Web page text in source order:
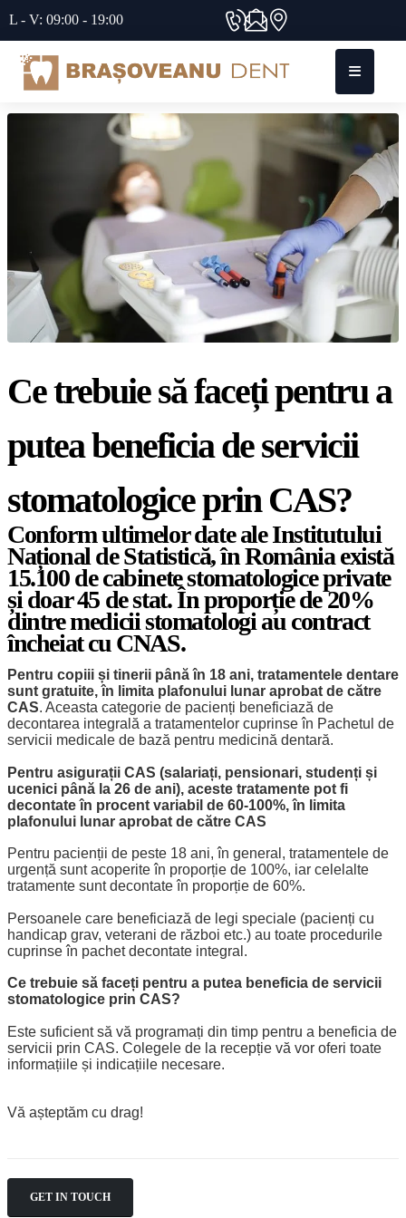
L - V: 09:00 - 19:00
Ce trebuie să faceți pentru a
putea beneficia de servicii
stomatologice prin CAS?
Conform ultimelor date ale Institutului
Național de Statistică, în România există
15.100 de cabinete stomatologice private
și doar 45 de stat. În proporție de 20%
dintre medicii stomatologi au contract
încheiat cu CNAS.
Pentru copiii și tinerii până în 18 ani, tratamentele dentare
sunt gratuite, în limita plafonului lunar aprobat de către
CAS. Aceasta categorie de pacienți beneficiază de
decontarea integrală a tratamentelor cuprinse în Pachetul de
servicii medicale de bază pentru medicină dentară.
Pentru asigurații CAS (salariați, pensionari, studenți și
ucenici până la 26 de ani), aceste tratamente pot fi
decontate în procent variabil de 60-100%, în limita
plafonului lunar aprobat de către CAS
Pentru pacienții de peste 18 ani, în general, tratamentele de
urgență sunt acoperite în proporție de 100%, iar celelalte
tratamente sunt decontate în proporție de 60%.
Persoanele care beneficiază de legi speciale (pacienți cu
handicap grav, veterani de război etc.) au toate procedurile
cuprinse în pachet decontate integral.
Ce trebuie să faceți pentru a putea beneficia de servicii
stomatologice prin CAS?
Este suficient să vă programați din timp pentru a beneficia de
servicii prin CAS. Colegele de la recepție vă vor oferi toate
informațiile și indicațiile necesare.
Vă așteptăm cu drag!
GET IN TOUCH